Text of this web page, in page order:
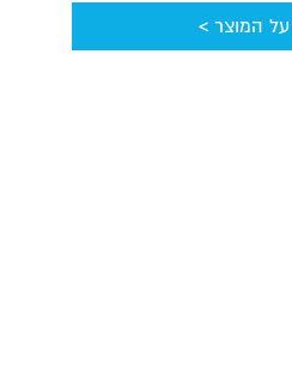
על המוצר >